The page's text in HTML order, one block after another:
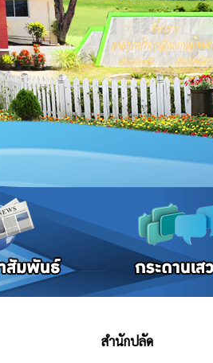
สำนักปลัด